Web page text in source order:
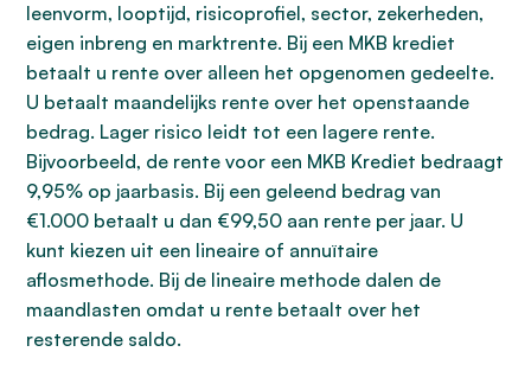
leenvorm, looptijd, risicoprofiel, sector, zekerheden,
eigen inbreng en marktrente. Bij een MKB krediet
betaalt u rente over alleen het opgenomen gedeelte.
U betaalt maandelijks rente over het openstaande
bedrag. Lager risico leidt tot een lagere rente.
Bijvoorbeeld, de rente voor een MKB Krediet bedraagt
9,95% op jaarbasis. Bij een geleend bedrag van
€1.000 betaalt u dan €99,50 aan rente per jaar. U
kunt kiezen uit een lineaire of annuïtaire
aflosmethode. Bij de lineaire methode dalen de
maandlasten omdat u rente betaalt over het
resterende saldo.